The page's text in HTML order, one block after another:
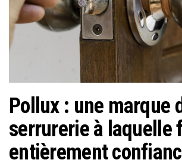
Pollux : une marque
serrurerie à laquelle
entièrement